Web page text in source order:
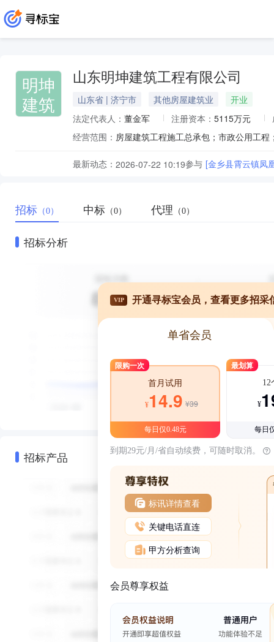
明坤
建筑
山东明坤建筑工程有限公司
山东省 | 济宁市 其他房屋建筑业
开业
法定代表人： 董金军 注册资本： 5115万元
经营范围：
最新动态： 2026-07-22 10:19参与 [金乡县霄云镇凤
招标 （0） 中标 （0） 代理 （0）
招标分析
招标产品
VIP 开通寻标宝会员，查看更多招采
单省会员
限购一次
首月试用
¥14.9 ¥39
每日仅0.48元
最划算
12
¥
每日
到期29元/月/省自动续费，可随时取消。
标讯详情查看
关键电话直连
甲方分析查询
会员尊享权益